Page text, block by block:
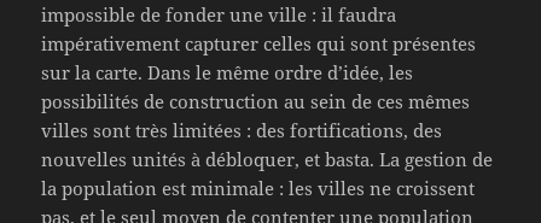
impossible de fonder une ville : il faudra
impérativement capturer celles qui sont présentes
sur la carte. Dans le même ordre d’idée, les
possibilités de construction au sein de ces mêmes
villes sont très limitées : des fortifications, des
nouvelles unités à débloquer, et basta. La gestion de
la population est minimale : les villes ne croissent
pas, et le seul moyen de contenter une population